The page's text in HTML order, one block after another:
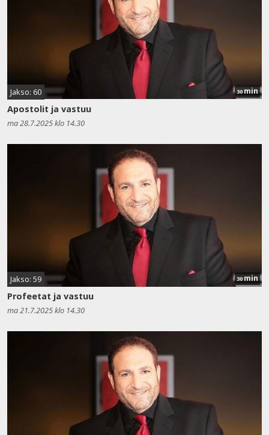
Jakso: 60 30min
Apostolit ja vastuu
ma 28.7.2025 klo 14.30
Jakso: 59 30min
Profeetat ja vastuu
ma 21.7.2025 klo 14.30